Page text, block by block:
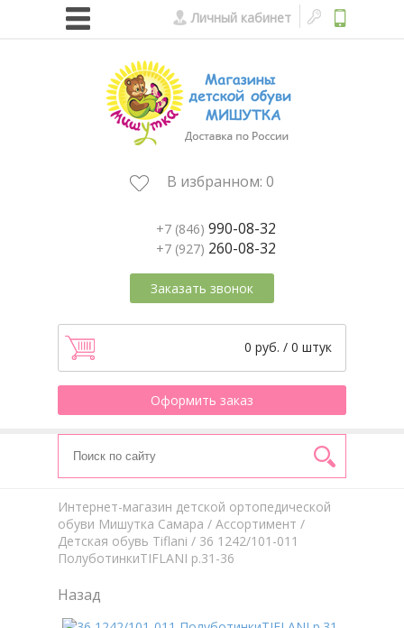
Личный кабинет
В избранном: 0
+7 (846) 990-08-32
+7 (927) 260-08-32
Заказать звонок
0 руб. / 0 штук
Оформить заказ
Интернет-магазин детской ортопедической
обуви Мишутка Самара / Aссортимент /
Детская обувь Tiflani / 36 1242/101-011
ПолуботинкиTIFLANI р.31-36
Назад